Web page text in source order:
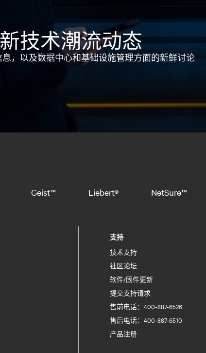
技术潮流动态
，以及数据中心和基础设施管理方面的新鲜讨论
Geist™ Liebert® NetSure™
支持
技术支持
社区论坛
软件/固件更新
提交支持请求
售前电话：400-887-6526
售后电话：400-887-6510
产品注册